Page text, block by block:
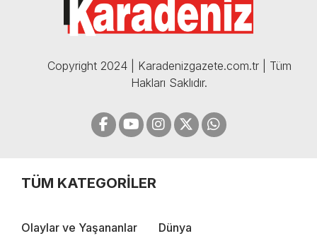
05.12.2024
Copyright 2024 | Karadenizgazete.com.tr | Tüm
Hakları Saklıdır.
TÜM KATEGORİLER
Olaylar ve Yaşananlar Dünya